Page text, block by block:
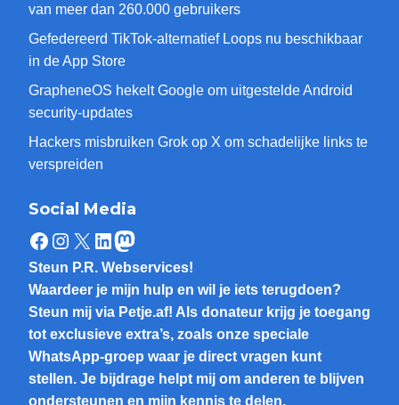
van meer dan 260.000 gebruikers
Gefedereerd TikTok-alternatief Loops nu beschikbaar
in de App Store
GrapheneOS hekelt Google om uitgestelde Android
security-updates
Hackers misbruiken Grok op X om schadelijke links te
verspreiden
Social Media
Facebook
Instagram
X LinkedIn
Mastodon
Steun P.R. Webservices!
Waardeer je mijn hulp en wil je iets terugdoen?
Steun mij via Petje.af! Als donateur krijg je toegang
tot exclusieve extra’s, zoals onze speciale
WhatsApp-groep waar je direct vragen kunt
stellen. Je bijdrage helpt mij om anderen te blijven
ondersteunen en mijn kennis te delen.